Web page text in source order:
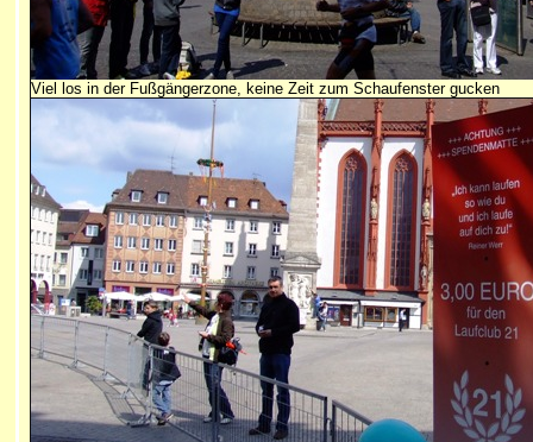
Viel los in der Fußgängerzone, keine Zeit zum Schaufenster gucken